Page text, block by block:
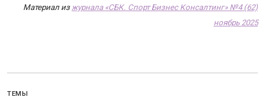
Материал изжурнала «СБК. Спорт Бизнес Консалтинг» №4 (62)
ноябрь 2025
ТЕМЫ